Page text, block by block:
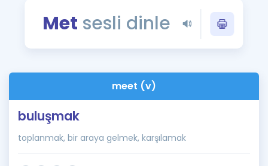
Blog
İngilizce Gramer
Met sesli dinle
meet (v)
buluşmak
toplanmak, bir araya gelmek, karşılamak